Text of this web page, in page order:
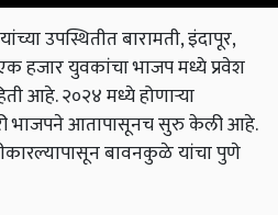
उपस्थितीत बारामती, इंदापूर,
हजार युवकांचा भाजप मध्ये प्रवेश
आहे. २०२४ मध्ये होणाऱ्या
भाजपने आतापासूनच सुरु केली आहे.
बावनकुळे यांचा पुणे